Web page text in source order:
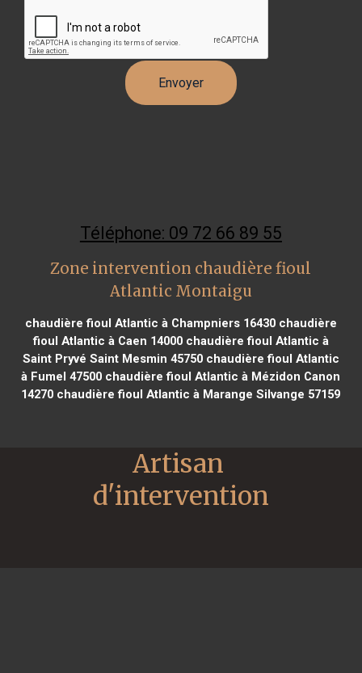
Téléphone: 09 72 66 89 55
Zone intervention chaudière fioul
Atlantic Montaigu
chaudière fioul Atlantic à Champniers 16430chaudière
fioul Atlantic à Caen 14000chaudière fioul Atlantic à
Saint Pryvé Saint Mesmin 45750chaudière fioul Atlantic
à Fumel 47500 chaudière fioul Atlantic à Mézidon Canon
14270 chaudière fioul Atlantic à Marange Silvange 57159
Artisan
d'intervention